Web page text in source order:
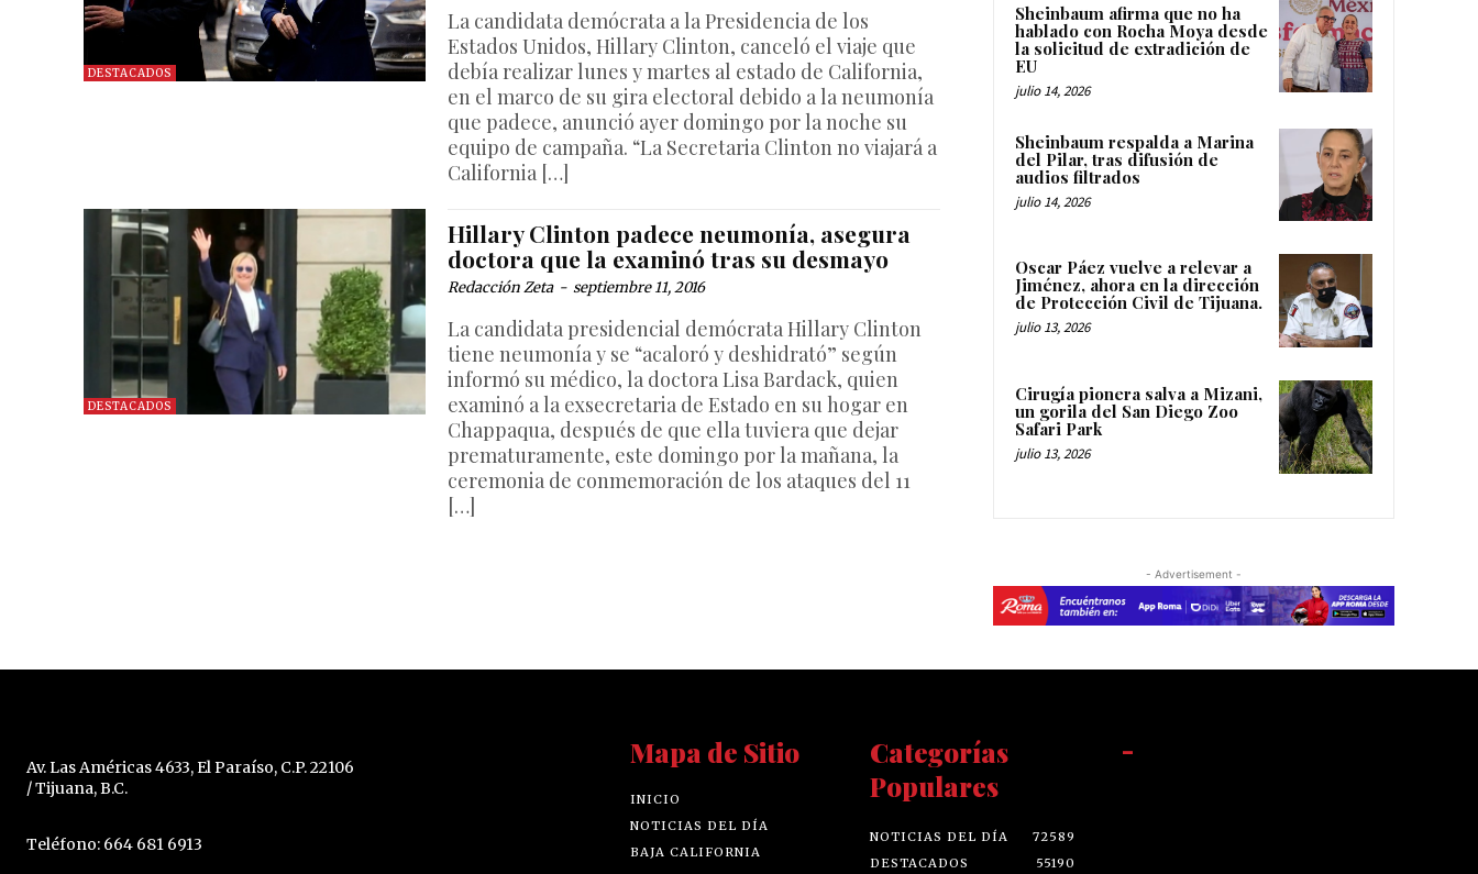
DESTACADOS
La candidata demócrata a la Presidencia de los
Estados Unidos, Hillary Clinton, canceló el viaje que
debía realizar lunes y martes al estado de California,
en el marco de su gira electoral debido a la neumonía
que padece, anunció ayer domingo por la noche su
equipo de campaña. “La Secretaria Clinton no viajará a
California […]
DESTACADOS
Hillary Clinton padece neumonía, asegura
doctora que la examinó tras su desmayo
Redacción Zeta - septiembre 11, 2016
La candidata presidencial demócrata Hillary Clinton
tiene neumonía y se “acaloró y deshidrató” según
informó su médico, la doctora Lisa Bardack, quien
examinó a la exsecretaria de Estado en su hogar en
Chappaqua, después de que ella tuviera que dejar
prematuramente, este domingo por la mañana, la
ceremonia de conmemoración de los ataques del 11
[…]
Sheinbaum afirma que no ha
hablado con Rocha Moya desde
la solicitud de extradición de
EU
julio 14, 2026
Sheinbaum respalda a Marina
del Pilar, tras difusión de
audios filtrados
julio 14, 2026
Oscar Páez vuelve a relevar a
Jiménez, ahora en la dirección
de Protección Civil de Tijuana.
julio 13, 2026
Cirugía pionera salva a Mizani,
un gorila del San Diego Zoo
Safari Park
julio 13, 2026
- Advertisement -
Av. Las Américas 4633, El Paraíso, C.P. 22106
/ Tijuana, B.C.
Teléfono: 664 681 6913
Mapa de Sitio
INICIO
NOTICIAS DEL DÍA
BAJA CALIFORNIA
Categorías
Populares
NOTICIAS DEL DÍA
72589
DESTACADOS
55190
-